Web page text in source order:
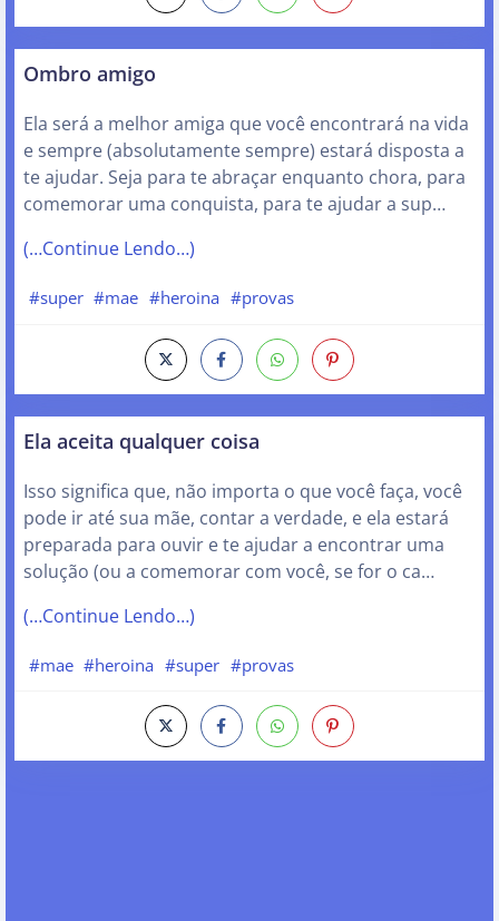
Ombro amigo
Ela será a melhor amiga que você encontrará na vida
e sempre (absolutamente sempre) estará disposta a
te ajudar. Seja para te abraçar enquanto chora, para
comemorar uma conquista, para te ajudar a sup…
(…Continue Lendo…)
#super #mae #heroina #provas
Ela aceita qualquer coisa
Isso significa que, não importa o que você faça, você
pode ir até sua mãe, contar a verdade, e ela estará
preparada para ouvir e te ajudar a encontrar uma
solução (ou a comemorar com você, se for o ca…
(…Continue Lendo…)
#mae #heroina #super #provas